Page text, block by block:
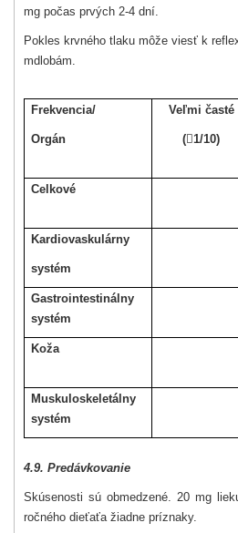
mg počas prvých 2-4 dní.
Pokles krvného tlaku môže viesť k
mdlobám.
Frekvencia/
Orgán
Veľmi časté
(1/10)
Celkové
Kardiovaskulárny
systém
Gastrointestinálny
systém
Koža
Muskuloskeletálny
systém
4.9. Predávkovanie
Skúsenosti sú obmedzené. 20 mg
ročného dieťaťa žiadne príznaky.